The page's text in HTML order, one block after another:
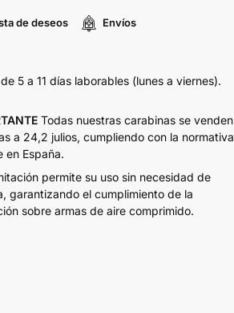
de deseos Envíos
5 a 11 días laborables (lunes a viernes).
Todas nuestras carabinas se venden
a 24,2 julios, cumpliendo con la normativa
en España.
permite su uso sin necesidad de
garantizando el cumplimiento de la
sobre armas de aire comprimido.